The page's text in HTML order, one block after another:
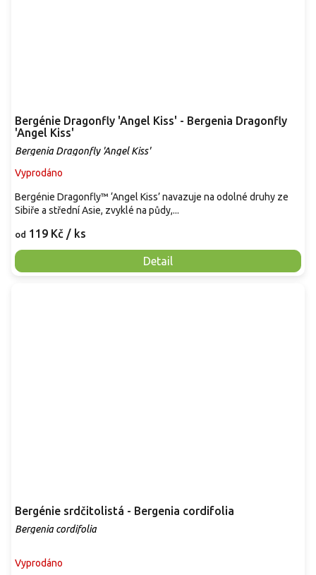
Bergénie Dragonfly 'Angel Kiss' - Bergenia Dragonfly
'Angel Kiss'
Bergenia Dragonfly 'Angel Kiss'
Vyprodáno
od 119 Kč / ks
Detail
Bergénie Dragonfly™ ‘Angel Kiss’ navazuje na odolné druhy ze
Sibiře a střední Asie, zvyklé na půdy,...
Bergénie srdčitolistá - Bergenia cordifolia
Bergenia cordifolia
Vyprodáno